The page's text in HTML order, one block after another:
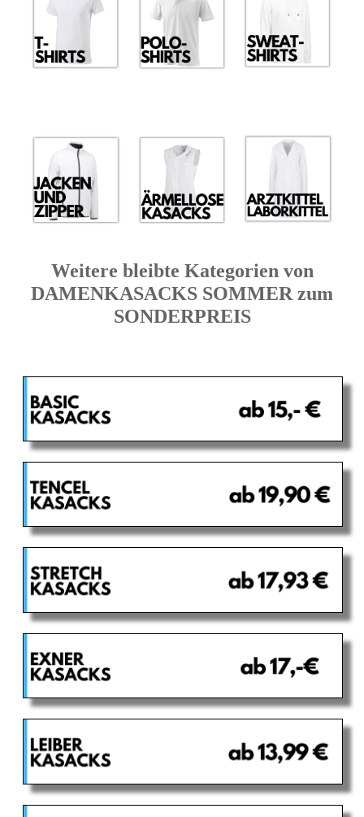
Weitere bleibte Kategorien von
DAMENKASACKS SOMMER zum
SONDERPREIS